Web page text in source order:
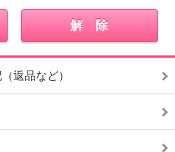
返品など）